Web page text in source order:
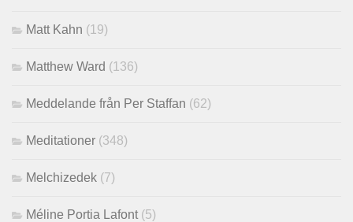
Matt Kahn (19)
Matthew Ward (136)
Meddelande från Per Staffan (62)
Meditationer (348)
Melchizedek (7)
Méline Portia Lafont (5)